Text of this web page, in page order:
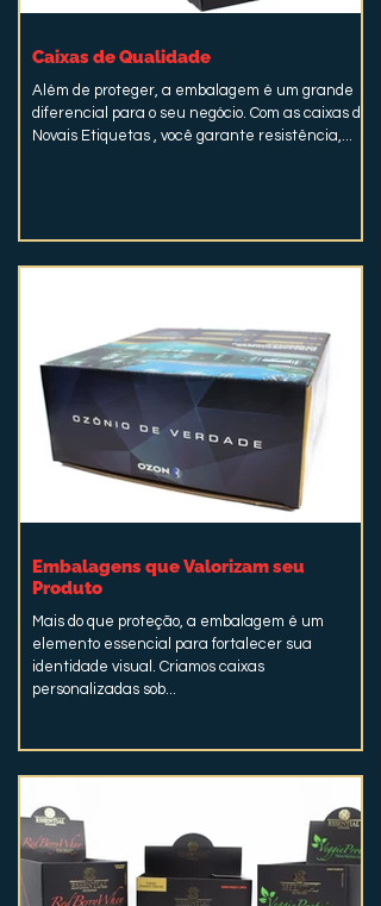
Caixas de Qualidade
Além de proteger, a embalagem é um grande
diferencial para o seu negócio. Com as caixas da
Novais Etiquetas , você garante resistência,...
Embalagens que Valorizam seu
Produto
Mais do que proteção, a embalagem é um
elemento essencial para fortalecer sua
identidade visual. Criamos caixas
personalizadas sob...